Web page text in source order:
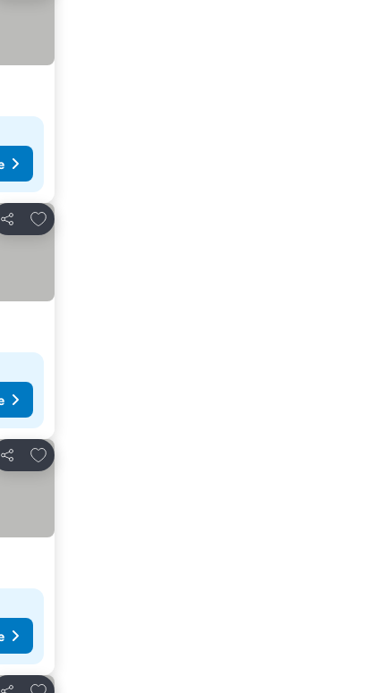
Distribuiți
Adăugaţi la favorite
Distribuiți
Adăugaţi la favorite
Adăugaţi la favorite